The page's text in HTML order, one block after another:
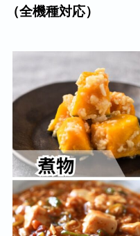
（全機種対応）